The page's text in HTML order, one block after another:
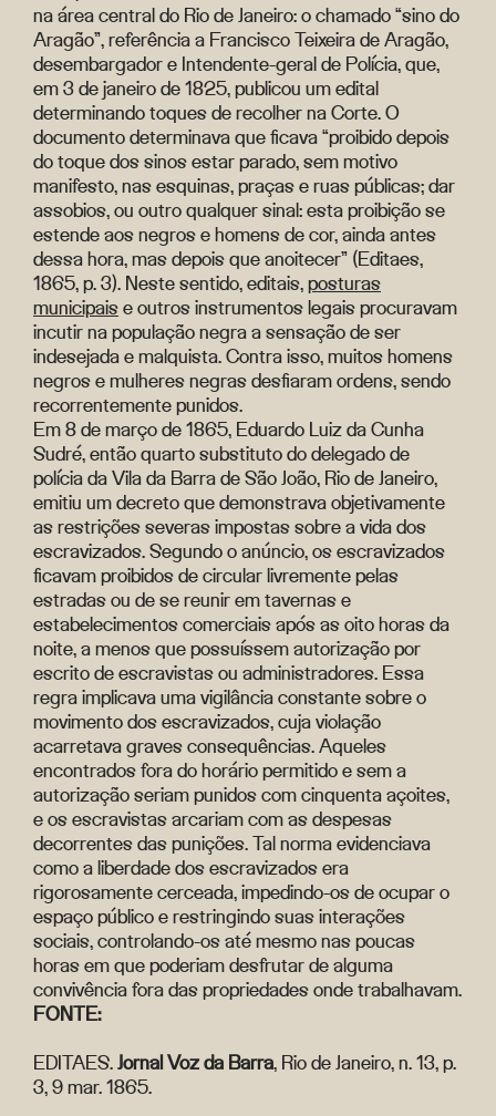
na área central do Rio de Janeiro: o chamado “sino do
Aragão”, referência a Francisco Teixeira de Aragão,
desembargador e Intendente-geral de Polícia, que,
em 3 de janeiro de 1825, publicou um edital
determinando toques de recolher na Corte. O
documento determinava que ficava “proibido depois
do toque dos sinos estar parado, sem motivo
manifesto, nas esquinas, praças e ruas públicas; dar
assobios, ou outro qualquer sinal: esta proibição se
estende aos negros e homens de cor, ainda antes
dessa hora, mas depois que anoitecer” (Editaes,
1865, p. 3). Neste sentido, editais,posturas
municipaise outros instrumentos legais procuravam
incutir na população negra a sensação de ser
indesejada e malquista. Contra isso, muitos homens
negros e mulheres negras desfiaram ordens, sendo
recorrentemente punidos.
Em 8 de março de 1865, Eduardo Luiz da Cunha
Sudré, então quarto substituto do delegado de
polícia da Vila da Barra de São João, Rio de Janeiro,
emitiu um decreto que demonstrava objetivamente
as restrições severas impostas sobre a vida dos
escravizados. Segundo o anúncio, os escravizados
ficavam proibidos de circular livremente pelas
estradas ou de se reunir em tavernas e
estabelecimentos comerciais após as oito horas da
noite, a menos que possuíssem autorização por
escrito de escravistas ou administradores. Essa
regra implicava uma vigilância constante sobre o
movimento dos escravizados, cuja violação
acarretava graves consequências. Aqueles
encontrados fora do horário permitido e sem a
autorização seriam punidos com cinquenta açoites,
e os escravistas arcariam com as despesas
decorrentes das punições. Tal norma evidenciava
como a liberdade dos escravizados era
rigorosamente cerceada, impedindo-os de ocupar o
espaço público e restringindo suas interações
sociais, controlando-os até mesmo nas poucas
horas em que poderiam desfrutar de alguma
convivência fora das propriedades onde trabalhavam.
FONTE:
EDITAES.Jornal Voz da Barra, Rio de Janeiro, n. 13, p.
3, 9 mar. 1865.